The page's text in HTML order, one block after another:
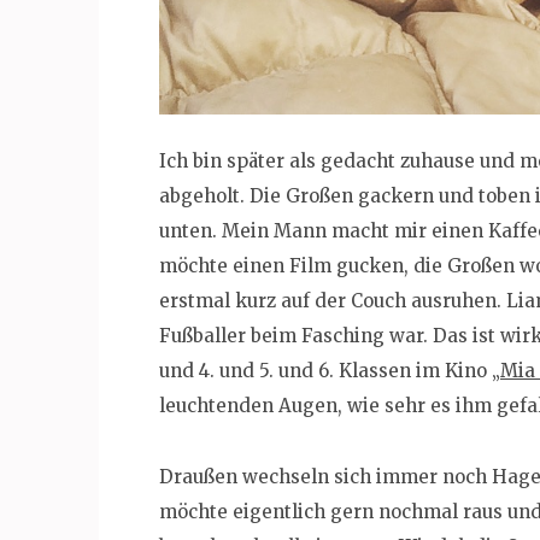
Ich bin später als gedacht zuhause und
abgeholt. Die Großen gackern und
unten. Mein Mann macht mir einen
möchte einen Film gucken, die Großen
erstmal kurz auf der Couch ausruhen.
Fußballer beim Fasching war. Das ist
und 4. und 5. und 6. Klassen im Kino „Mia
leuchtenden Augen, wie sehr es ihm
Draußen wechseln sich immer noch
möchte eigentlich gern nochmal raus